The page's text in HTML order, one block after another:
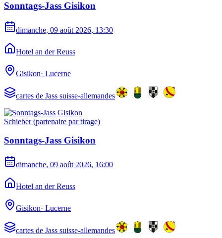
Sonntags-Jass Gisikon
dimanche, 09 août 2026, 13:30
Hotel an der Reuss
Gisikon· Lucerne
cartes de Jass suisse-allemandes
Schieber (partenaire par tirage)
Sonntags-Jass Gisikon
dimanche, 09 août 2026, 16:00
Hotel an der Reuss
Gisikon· Lucerne
cartes de Jass suisse-allemandes